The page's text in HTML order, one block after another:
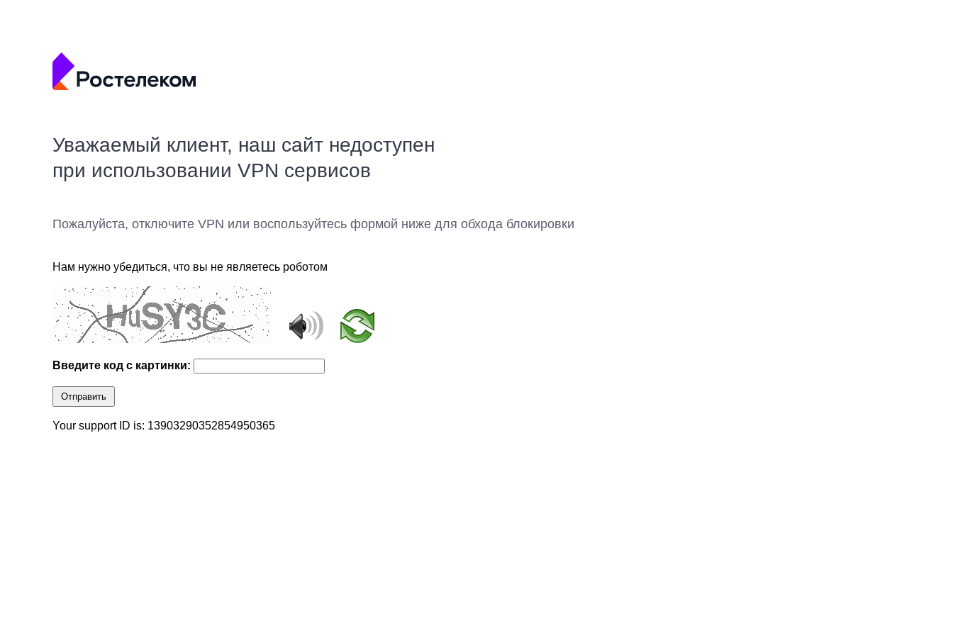
Уважаемый клиент, наш сайт недоступен
при использовании VPN сервисов
Пожалуйста, отключите VPN или воспользуйтесь формой ниже для обхода блокировки
Нам нужно убедиться, что вы не являетесь роботом
Введите код с картинки:
Отправить
Your support ID is: 13903290352854950365